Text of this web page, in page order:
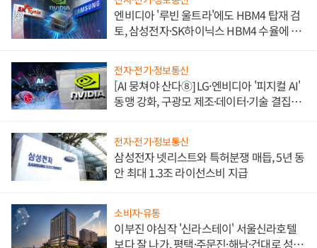
엔비디아 '루빈 울트라'에도 HBM4 탑재 검
토, 삼성전자·SK하이닉스 HBM4 수율에 주
전자·전기·정보통신
[AI 뭉쳐야 산다⑧] LG·엔비디아 '피지컬 AI'
동맹 강화, 구광모 제조·데이터·기술 결집
전자·전기·정보통신
삼성전자 넷리스트와 특허분쟁 매듭, 5년 동
안 최대 1.3조 라이선스비 지급
소비자·유통
이부진 야심작 '신라스테이' 서울신라호텔
보다 잘 나가, 평택·주문진·해남·건대로 성